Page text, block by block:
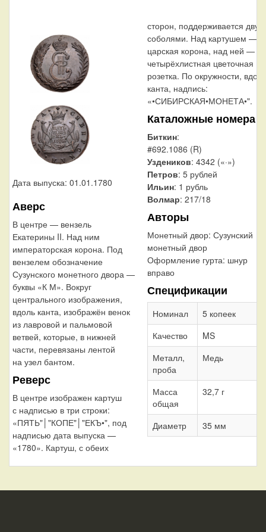
Дата выпуска: 01.01.1780
Аверс
В центре — вензель
Екатерины II. Над ним
императорская корона. Под
вензелем обозначение
Сузунского монетного двора —
буквы «К М». Вокруг
центрального изображения,
вдоль канта, изображён венок
из лавровой и пальмовой
ветвей, которые, в нижней
части, перевязаны лентой
на узел бантом.
Реверс
В центре изображен картуш
с надписью в три строки:
«ПЯТЬ"│"КОПЕ"│"ЕКЪ•", под
надписью дата выпуска —
«1780». Картуш, с обеих
сторон, поддерживается
соболями. Над картушем —
царская корона, над ней —
четырёхлистная цветочная
розетка. По окружности, вдоль
канта, надпись:
«•СИБИРСКАЯ•МОНЕТА•".
Каталожные номера
Биткин:
#692.1086 (R)
Уздеников: 4342 («·»)
Петров: 5 рублей
Ильин: 1 рубль
Волмар: 217/18
Авторы
Монетный двор: Сузунский
монетный двор
Оформление гурта: шнур
вправо
Спецификации
Номинал
5 копеек
Качество
MS
Металл,
проба
Медь
Масса
общая
32,7 г
Диаметр 35 мм